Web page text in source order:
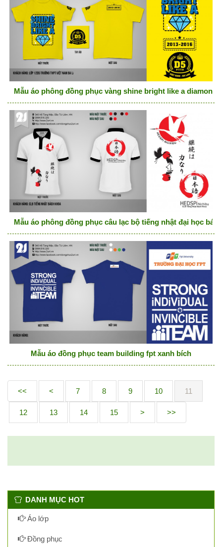
Mẫu áo phông đồng phục vàng shine bright like a diamon
Mẫu áo phông đồng phục câu lạc bộ tiếng nhật đại học
Mẫu áo đồng phục team building fpt xanh bích
<< < 7 8 9 10 11
12 13 14 15 > >>
DANH MỤC HOT
Áo lớp
Đồng phục